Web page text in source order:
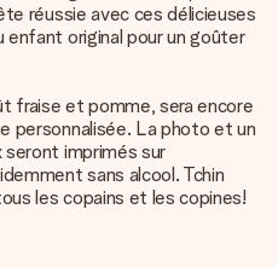
réussie avec ces délicieuses
enfant original pour un goûter
fraise et pomme, sera encore
personnalisée. La photo et un
imprimés sur
sans alcool. Tchin
les copains et les copines!